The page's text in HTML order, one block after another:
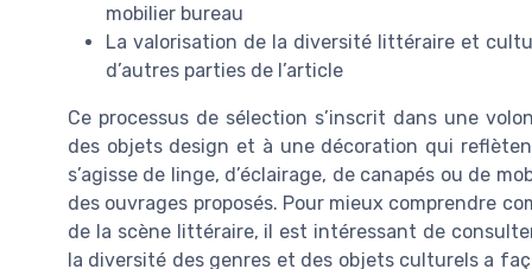
mobilier bureau
La valorisation de la diversité littéraire et
d’autres parties de l’article
Ce processus de sélection s’inscrit dans une
des objets design et à une décoration qui
s’agisse de linge, d’éclairage, de canapés ou de
des ouvrages proposés. Pour mieux comprendre
de la scène littéraire, il est intéressant de
la diversité des genres et des objets culturels a